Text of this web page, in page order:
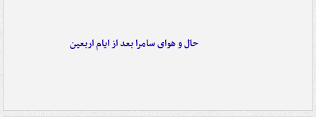
حال و هوای سامرا بعد از ایام اربعین